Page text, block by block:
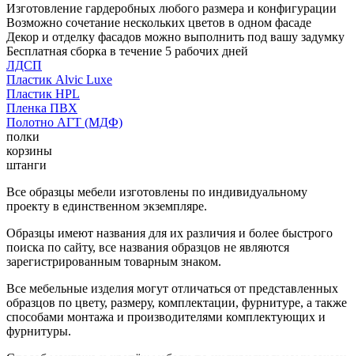
Изготовление гардеробных любого размера и конфигурации
Возможно сочетание нескольких цветов в одном фасаде
Декор и отделку фасадов можно выполнить под вашу задумку
Бесплатная сборка в течение 5 рабочих дней
ЛДСП
Пластик Alvic Luxe
Пластик HPL
Пленка ПВХ
Полотно АГТ (МДФ)
полки
корзины
штанги
Все образцы мебели изготовлены по индивидуальному
проекту в единственном экземпляре.
Образцы имеют названия для их различия и более быстрого
поиска по сайту, все названия образцов не являются
зарегистрированным товарным знаком.
Все мебельные изделия могут отличаться от представленных
образцов по цвету, размеру, комплектации, фурнитуре, а также
способами монтажа и производителями комплектующих и
фурнитуры.